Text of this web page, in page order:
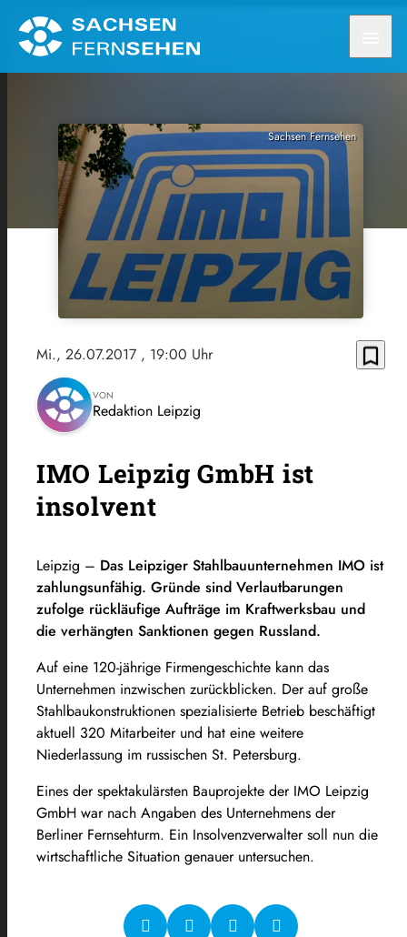
Sachsen Fernsehen
Mi., 26.07.2017 , 19:00 Uhr bookmark_border
VON
Redaktion Leipzig
IMO Leipzig GmbH ist
insolvent
Leipzig – Das Leipziger Stahlbauunternehmen IMO ist
zahlungsunfähig. Gründe sind Verlautbarungen
zufolge rückläufige Aufträge im Kraftwerksbau und
die verhängten Sanktionen gegen Russland.
Auf eine 120-jährige Firmengeschichte kann das
Unternehmen inzwischen zurückblicken. Der auf große
Stahlbaukonstruktionen spezialisierte Betrieb beschäftigt
aktuell 320 Mitarbeiter und hat eine weitere
Niederlassung im russischen St. Petersburg.
Eines der spektakulärsten Bauprojekte der IMO Leipzig
GmbH war nach Angaben des Unternehmens der
Berliner Fernsehturm. Ein Insolvenzverwalter soll nun die
wirtschaftliche Situation genauer untersuchen.